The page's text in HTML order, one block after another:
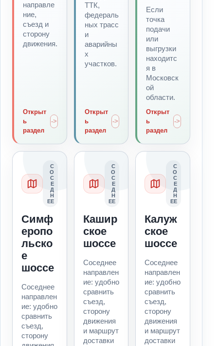
направле
ние,
съезд и
сторону
движения.
Открыт
ь
раздел
ТТК,
федераль
ных трасс
и
аварийны
х
участков.
Открыт
ь
раздел
Если
точка
подачи
или
выгрузки
находитс
я в
Московск
ой
области.
Открыт
ь
раздел
С
О
С
Е
Д
Н
ЕЕ
Симф
еропо
льско
е
шоссе
Соседнее
направлен
ие: удобно
сравнить
съезд,
сторону
С
О
С
Е
Д
Н
ЕЕ
Кашир
ское
шоссе
Соседнее
направлен
ие: удобно
сравнить
съезд,
сторону
движения
и маршрут
доставки
С
О
С
Е
Д
Н
ЕЕ
Калуж
ское
шоссе
Соседнее
направлен
ие: удобно
сравнить
съезд,
сторону
движения
и маршрут
доставки